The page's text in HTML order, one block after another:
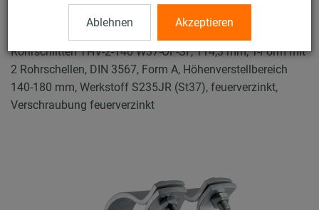
Ablehnen Akzeptieren
Rohrschlitten Typ THV-2
Rohrschlitten THV-2-140 W37-OF-SF, 114,3 mm, T-Form mit
2 Rohrschellen, DIN 3567, Form A, Höhenverstellbereich
140-180 mm, Werkstoff S235JR (St37), feuerverzinkt,
Verschraubung feuerverzinkt